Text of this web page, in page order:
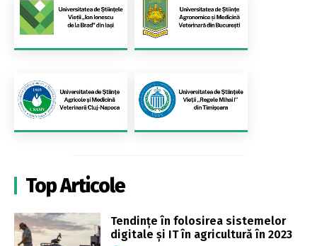
Top Articole
Tendințe în folosirea sistemelor
digitale și IT în agricultură în 2023